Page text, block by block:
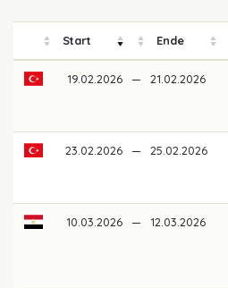
Start Ende
19.02.2026 — 21.02.2026
23.02.2026 — 25.02.2026
10.03.2026 — 12.03.2026